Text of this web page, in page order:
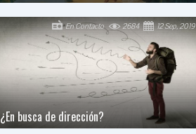
¿En busca de dirección?
12 Sep, 2019
2684
En Contacto